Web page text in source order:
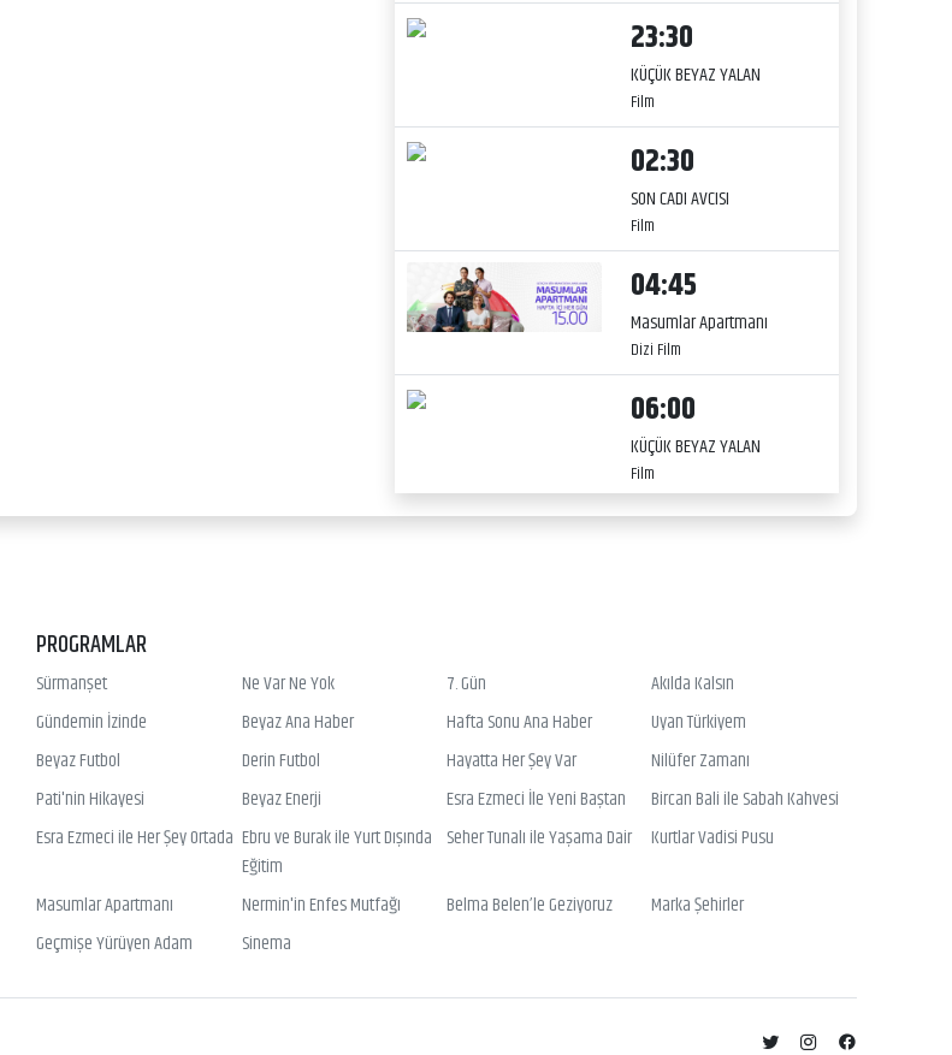
23:30
KÜÇÜK BEYAZ YALAN
Film
02:30
SON CADI AVCISI
Film
04:45
Masumlar Apartmanı
Dizi Film
06:00
KÜÇÜK BEYAZ YALAN
Film
PROGRAMLAR
Sürmanşet Ne Var Ne Yok 7. Gün
Akılda Kalsın
Gündemin İzinde
Beyaz Ana Haber Hafta Sonu Ana Haber
Uyan Türkiyem
Beyaz Futbol
Derin Futbol Hayatta Her Şey Var
Nilüfer Zamanı
Pati'nin Hikayesi
Beyaz Enerji Esra Ezmeci İle Yeni Baştan
Bircan Bali ile Sabah Kahvesi
Esra Ezmeci ile Her Şey Ortada Ebru ve Burak ile Yurt Dışında
Eğitim
Seher Tunalı ile Yaşama Dair Kurtlar Vadisi Pusu
Masumlar Apartmanı Nermin'in Enfes Mutfağı Belma Belen’le Geziyoruz
Marka Şehirler
Geçmişe Yürüyen Adam
Sinema